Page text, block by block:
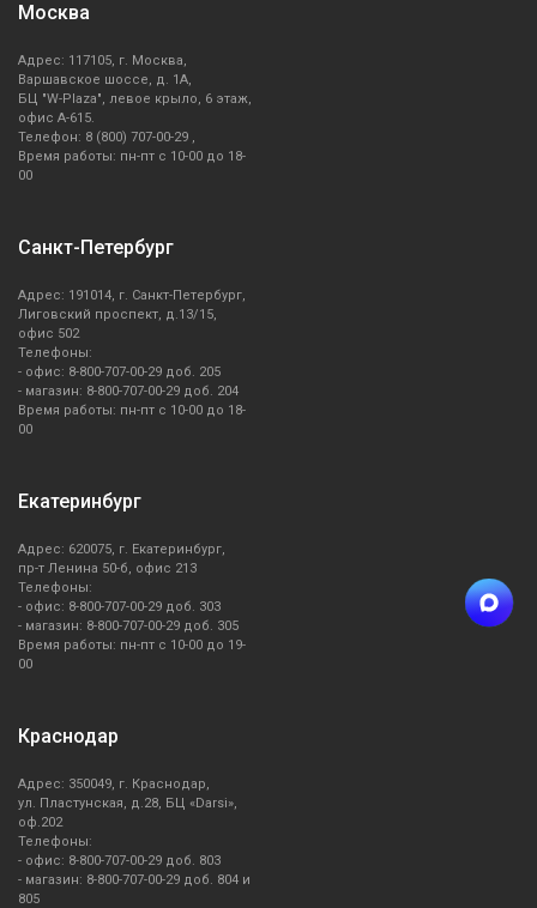
Москва
Адрес: 117105, г. Москва,
Варшавское шоссе, д. 1А,
БЦ "W-Plaza", левое крыло, 6 этаж,
офис А-615.
Телефон: 8 (800) 707-00-29 ,
Время работы: пн-пт с 10-00 до 18-
00
Санкт-Петербург
Адрес: 191014, г. Санкт-Петербург,
Лиговский проспект, д.13/15,
офис 502
Телефоны:
- офис: 8-800-707-00-29 доб. 205
- магазин: 8-800-707-00-29 доб. 204
Время работы: пн-пт с 10-00 до 18-
00
Екатеринбург
Адрес: 620075, г. Екатеринбург,
пр-т Ленина 50-б, офис 213
Телефоны:
- офис: 8-800-707-00-29 доб. 303
- магазин: 8-800-707-00-29 доб. 305
Время работы: пн-пт с 10-00 до 19-
00
Краснодар
Адрес: 350049, г. Краснодар,
ул. Пластунская, д.28, БЦ «Darsi»,
оф.202
Телефоны:
- офис: 8-800-707-00-29 доб. 803
- магазин: 8-800-707-00-29 доб. 804 и
805